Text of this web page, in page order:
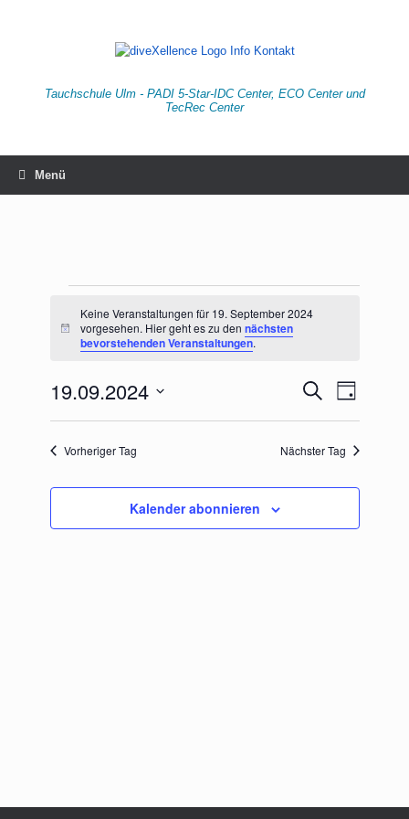
Tauchschule Ulm - PADI 5-Star-IDC Center, ECO Center und
TecRec Center
Menü
19.
September
Hinweis
Keine Veranstaltungen für 19. September 2024
vorgesehen. Hier geht es zu den nächsten
bevorstehenden Veranstaltungen.
Veranstaltungen
Suche
und
Navigation
Suche
Ansichten-
Navigation
Tag
19.09.2024
Vorheriger Tag Nächster Tag
Kalender abonnieren